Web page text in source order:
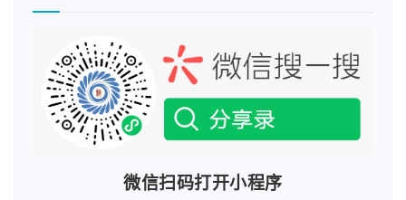
微信扫码打开小程序